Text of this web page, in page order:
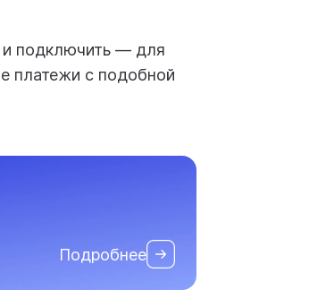
и подключить — для
платежи с подобной
Подробнее